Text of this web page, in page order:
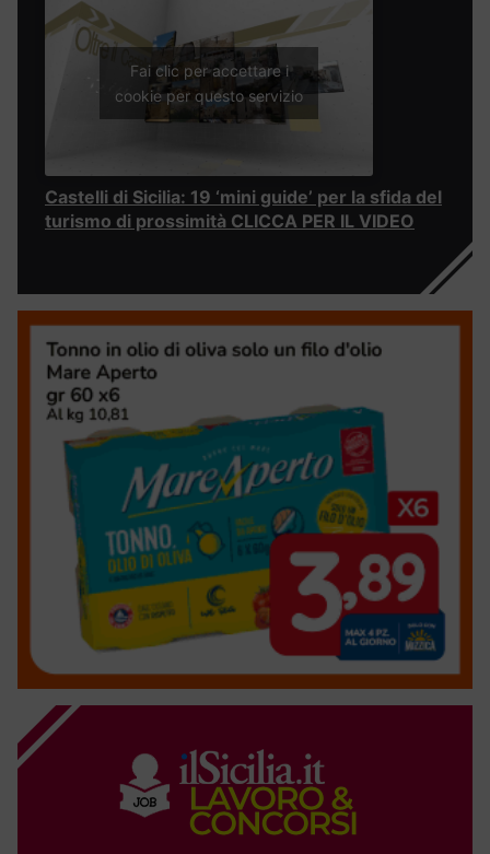
Fai clic per accettare i
cookie per questo servizio
Castelli di Sicilia: 19 ‘mini guide’ per la sfida del
turismo di prossimità CLICCA PER IL VIDEO